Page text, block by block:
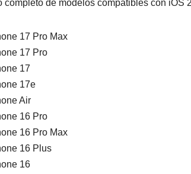
completo de modelos compatibles con iOS
17 Pro Max
17 Pro
17
17e
Air
16 Pro
16 Pro Max
16 Plus
16